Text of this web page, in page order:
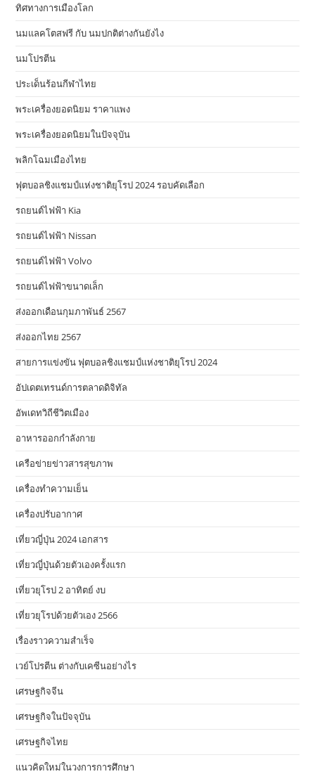
ทิศทางการเมืองโลก
นมแลคโตสฟรี กับ นมปกติต่างกันยังไง
นมโปรตีน
ประเด็นร้อนกีฬาไทย
พระเครื่องยอดนิยม ราคาแพง
พระเครื่องยอดนิยมในปัจจุบัน
พลิกโฉมเมืองไทย
ฟุตบอลชิงแชมป์แห่งชาติยุโรป 2024 รอบคัดเลือก
รถยนต์ไฟฟ้า Kia
รถยนต์ไฟฟ้า Nissan
รถยนต์ไฟฟ้า Volvo
รถยนต์ไฟฟ้าขนาดเล็ก
ส่งออกเดือนกุมภาพันธ์ 2567
ส่งออกไทย 2567
สายการแข่งขัน ฟุตบอลชิงแชมป์แห่งชาติยุโรป 2024
อัปเดตเทรนด์การตลาดดิจิทัล
อัพเดทวิถีชีวิตเมือง
อาหารออกกําลังกาย
เครือข่ายข่าวสารสุขภาพ
เครื่องทำความเย็น
เครื่องปรับอากาศ
เที่ยวญี่ปุ่น 2024 เอกสาร
เที่ยวญี่ปุ่นด้วยตัวเองครั้งแรก
เที่ยวยุโรป 2 อาทิตย์ งบ
เที่ยวยุโรปด้วยตัวเอง 2566
เรื่องราวความสำเร็จ
เวย์โปรตีน ต่างกับเคซีนอย่างไร
เศรษฐกิจจีน
เศรษฐกิจในปัจจุบัน
เศรษฐกิจไทย
แนวคิดใหม่ในวงการการศึกษา